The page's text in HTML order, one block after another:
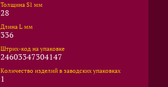
Толщина S1 мм
28
Длина L мм
336
Штрих-код на упаковке
24603347304147
Количество изделий в заводских упаковках
1